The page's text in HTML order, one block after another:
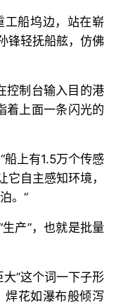
工船坞边，站在崭
锋轻抚船舷，仿佛
控制台输入目的港
着上面一条闪光的
船上有1.5万个传感
它自主感知环境，
。”
产”，也就是批量
”这个词一下子形
焊花如瀑布般倾泻